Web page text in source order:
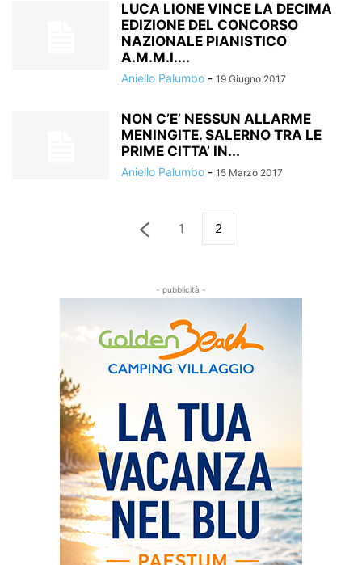
LUCA LIONE VINCE LA DECIMA
EDIZIONE DEL CONCORSO
NAZIONALE PIANISTICO
A.M.M.I....
Aniello Palumbo - 19 Giugno 2017
NON C’E’ NESSUN ALLARME
MENINGITE. SALERNO TRA LE
PRIME CITTA’ IN...
Aniello Palumbo - 15 Marzo 2017
1 2
- pubblicità -